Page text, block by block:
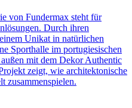
von Fundermax steht für
Durch ihren
Unikat in natürlichen
Sporthalle im portugiesischen
mit dem Dekor Authentic
zeigt, wie architektonische
zusammenspielen.